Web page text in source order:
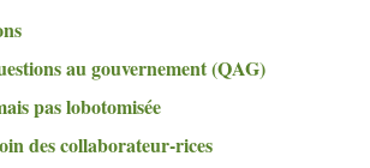
au gouvernement (QAG)
pas lobotomisée
des collaborateur-rices